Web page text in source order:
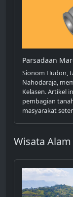
Parsadaan
Sionom Hudon,
Nahodaraja,
Kelasen. Artikel
pembagian
masyarakat
Wisata Alam